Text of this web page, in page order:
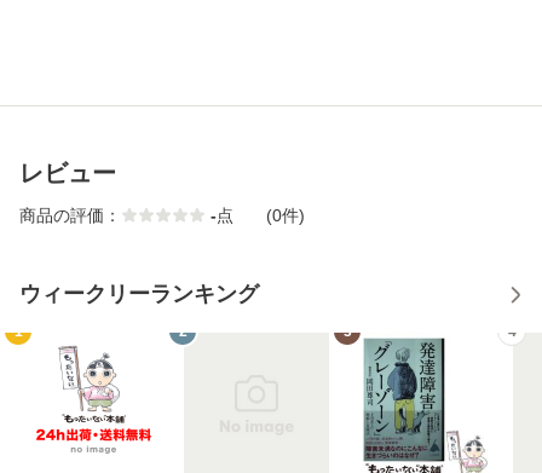
レビュー
商品の評価： -点 (0件)
ウィークリーランキング
1 2 3 4